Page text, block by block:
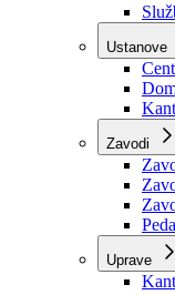
Službe
Ustanove
Zavodi